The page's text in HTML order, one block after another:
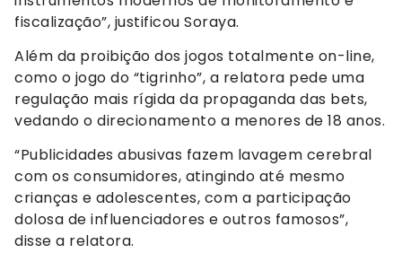
fiscalização”, justificou Soraya.
Além da proibição dos jogos totalmente on-line,
como o jogo do “tigrinho”, a relatora pede uma
regulação mais rígida da propaganda das bets,
vedando o direcionamento a menores de 18 anos.
“Publicidades abusivas fazem lavagem cerebral
com os consumidores, atingindo até mesmo
crianças e adolescentes, com a participação
dolosa de influenciadores e outros famosos”,
disse a relatora.